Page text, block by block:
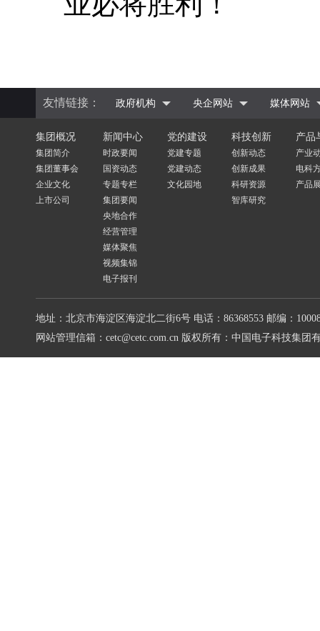
友情链接： 政府机构 央企网站 媒体网站
集团概况
集团简介
集团董事会
企业文化
上市公司
新闻中心
时政要闻
国资动态
专题专栏
集团要闻
央地合作
经营管理
媒体聚焦
视频集锦
电子报刊
党的建设
党建专题
党建动态
文化园地
科技创新
创新动态
创新成果
科研资源
智库研究
产品
产业
电科
产品
地址：北京市海淀区海淀北二街6号 电话：86368553 邮编：
网站管理信箱：cetc@cetc.com.cn 版权所有：中国电子科技集团